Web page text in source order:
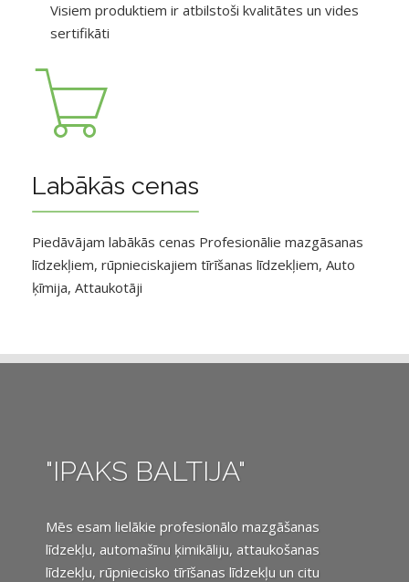
Visiem produktiem ir atbilstoši kvalitātes un vides
sertifikāti
Labākās cenas
Piedāvājam labākās cenas Profesionālie mazgāsanas
līdzekļiem, rūpnieciskajiem tīrīšanas līdzekļiem, Auto
ķīmija, Attaukotāji
"IPAKS BALTIJA"
Mēs esam lielākie profesionālo mazgāšanas
līdzekļu, automašīnu ķimikāliju, attaukošanas
līdzekļu, rūpniecisko tīrīšanas līdzekļu un citu